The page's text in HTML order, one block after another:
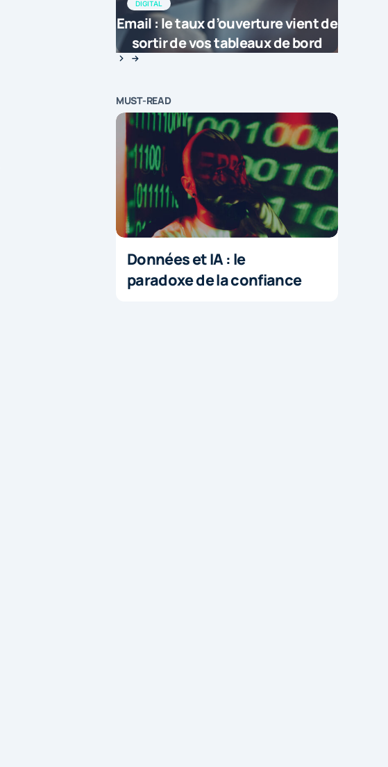
DIGITAL
Email : le taux d’ouverture vient de
sortir de vos tableaux de bord
MUST-READ
Données et IA : le
paradoxe de la confiance